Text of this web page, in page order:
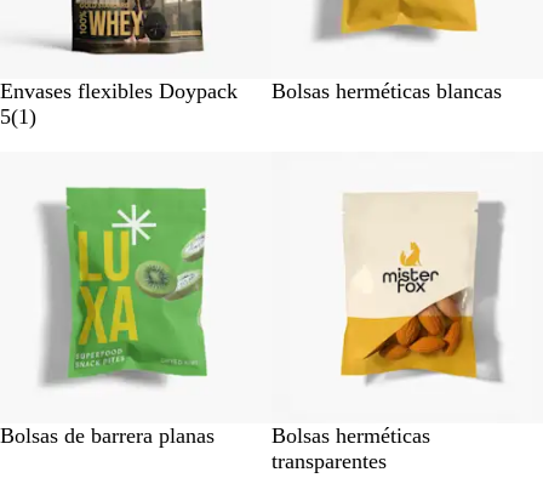
Envases flexibles Doypack
5(11
)
Bolsas herméticas blancas
Bolsas de barrera planas
Bolsas herméticas
transparentes